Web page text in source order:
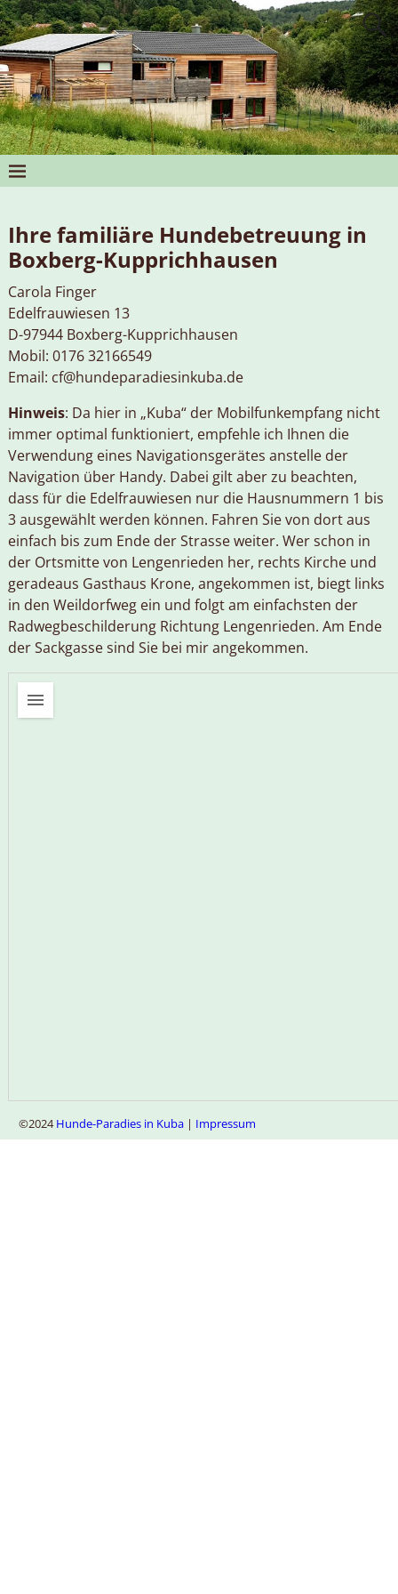
Ihre familiäre Hundebetreuung in
Boxberg-Kupprichhausen
Carola Finger
Edelfrauwiesen 13
D-97944 Boxberg-Kupprichhausen
Mobil: 0176 32166549
Email: cf@hundeparadiesinkuba.de
Hinweis: Da hier in „Kuba“ der Mobilfunkempfang nicht
immer optimal funktioniert, empfehle ich Ihnen die
Verwendung eines Navigationsgerätes anstelle der
Navigation über Handy. Dabei gilt aber zu beachten,
dass für die Edelfrauwiesen nur die Hausnummern 1 bis
3 ausgewählt werden können. Fahren Sie von dort aus
einfach bis zum Ende der Strasse weiter. Wer schon in
der Ortsmitte von Lengenrieden her, rechts Kirche und
geradeaus Gasthaus Krone, angekommen ist, biegt links
in den Weildorfweg ein und folgt am einfachsten der
Radwegbeschilderung Richtung Lengenrieden. Am Ende
der Sackgasse sind Sie bei mir angekommen.
©2024Hunde-Paradies in Kuba | Impressum